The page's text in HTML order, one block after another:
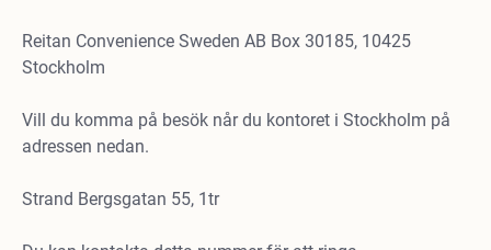
Reitan Convenience Sweden AB Box 30185, 10425
Stockholm
Vill du komma på besök når du kontoret i Stockholm på
adressen nedan.
Strand Bergsgatan 55, 1tr